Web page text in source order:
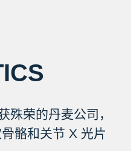
殊荣的丹麦公司，
骼和关节 X 光片